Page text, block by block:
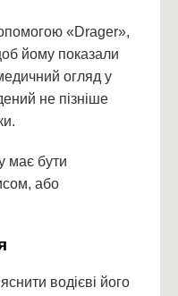
«Drager»,
йому показали
огляд у
не пізніше
має бути
або
водієві його